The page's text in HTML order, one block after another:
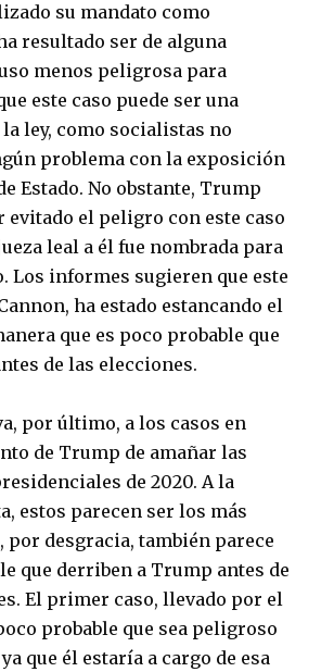
su mandato como
resultado ser de alguna
menos peligrosa para
este caso puede ser una
ley, como socialistas no
problema con la exposición
Estado. No obstante, Trump
evitado el peligro con este caso
leal a él fue nombrada para
Los informes sugieren que este
ha estado estancando el
que es poco probable que
de las elecciones.
por último, a los casos en
de Trump de amañar las
de 2020. A la
estos parecen ser los más
por desgracia, también parece
que derriben a Trump antes de
El primer caso, llevado por el
probable que sea peligroso
que él estaría a cargo de esa